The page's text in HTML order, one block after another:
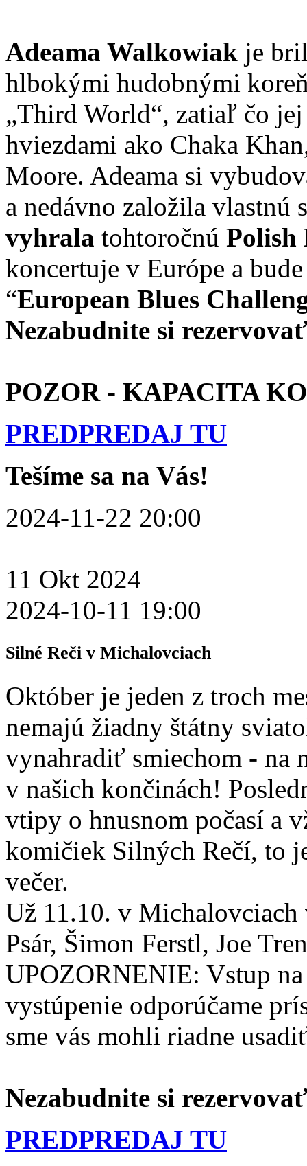
Adeama Walkowiak je
hlbokými hudobnými
„Third World“, zatiaľ čo
hviezdami ako Chaka
Moore. Adeama si
a nedávno založila vlastnú
vyhrala tohtoročnú Polish
koncertuje v Európe a
“European Blues
Nezabudnite si
POZOR - KAPACITA
PREDPREDAJ TU
Tešíme sa na Vás!
2024-11-22 20:00
11 Okt 2024
2024-10-11 19:00
Silné Reči v Michalovciach
Október je jeden z troch
nemajú žiadny štátny
vynahradiť smiechom - na
v našich končinách!
vtipy o hnusnom počasí a
komičiek Silných Rečí, to
večer.
Už 11.10. v
Psár, Šimon Ferstl, Joe
UPOZORNENIE: Vstup
vystúpenie odporúčame
sme vás mohli riadne
Nezabudnite si
PREDPREDAJ TU